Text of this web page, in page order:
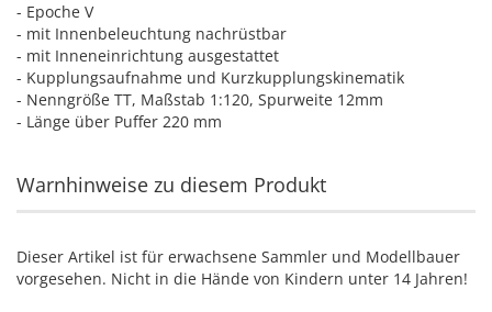
- Epoche V
- mit Innenbeleuchtung nachrüstbar
- mit Inneneinrichtung ausgestattet
- Kupplungsaufnahme und Kurzkupplungskinematik
- Nenngröße TT, Maßstab 1:120, Spurweite 12mm
- Länge über Puffer 220 mm
Warnhinweise zu diesem Produkt
Dieser Artikel ist für erwachsene Sammler und Modellbauer
vorgesehen. Nicht in die Hände von Kindern unter 14 Jahren!